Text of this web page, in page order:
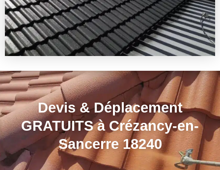
Devis & Déplacement
GRATUITS à Crézancy-en-
Sancerre 18240